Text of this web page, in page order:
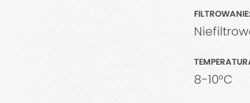
FILTROWANIE:
8-10°C